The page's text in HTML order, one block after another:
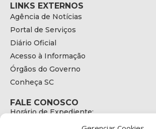
LINKS EXTERNOS
Agência de Notícias
Portal de Serviços
Diário Oficial
Acesso à Informação
Órgãos do Governo
Conheça SC
FALE CONOSCO
Horário de Expediente: